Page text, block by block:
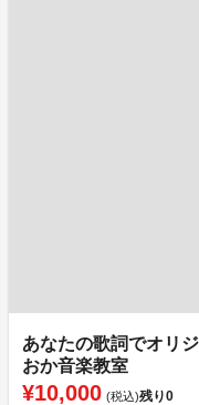
あなたの歌詞でオリ
おか音楽教室
¥10,000 (税込)残り0